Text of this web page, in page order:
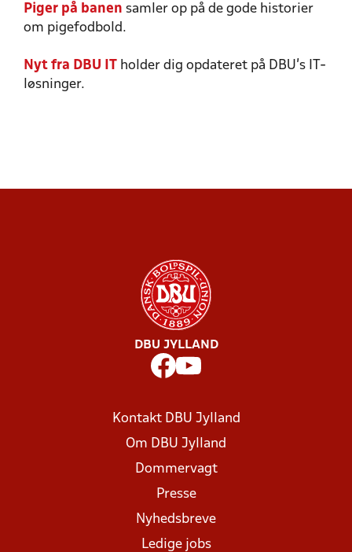
Piger på banen samler op på de gode historier
om pigefodbold.
Nyt fra DBU IT holder dig opdateret på DBU's IT-
løsninger.
DBU JYLLAND
Kontakt DBU Jylland
Om DBU Jylland
Dommervagt
Presse
Nyhedsbreve
Ledige jobs